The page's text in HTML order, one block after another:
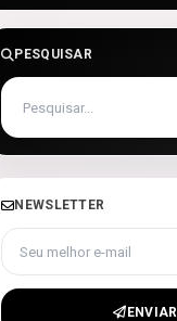
PESQUISAR
NEWSLETTER
Seu melhor e-mail
ENVIAR